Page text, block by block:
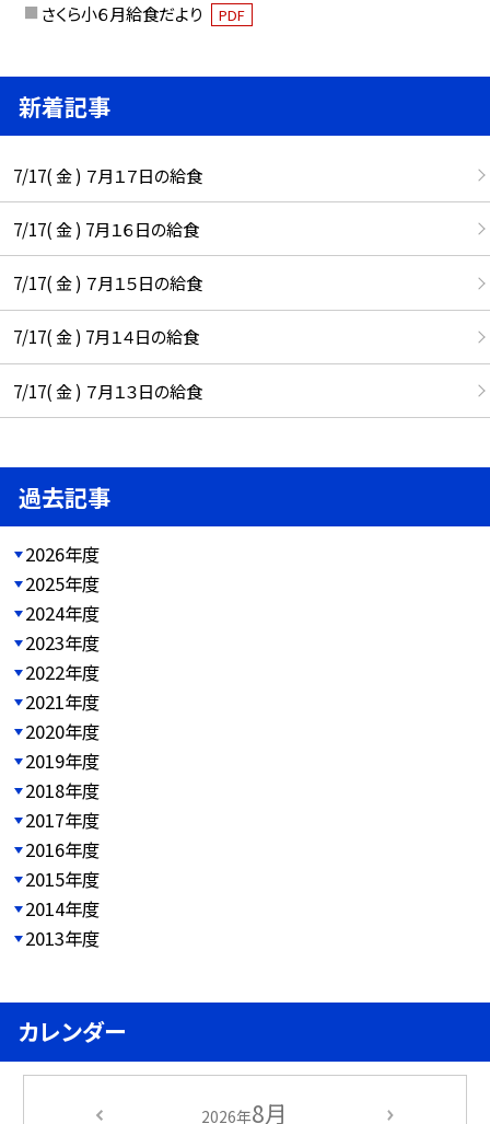
さくら小６月給食だより
PDF
新着記事
7/17( 金 ) ７月１７日の給食
7/17( 金 ) 7月１６日の給食
7/17( 金 ) ７月１５日の給食
7/17( 金 ) 7月１４日の給食
7/17( 金 ) ７月１３日の給食
過去記事
2026年度
2025年度
2024年度
2023年度
2022年度
2021年度
2020年度
2019年度
2018年度
2017年度
2016年度
2015年度
2014年度
2013年度
カレンダー
2026年8月